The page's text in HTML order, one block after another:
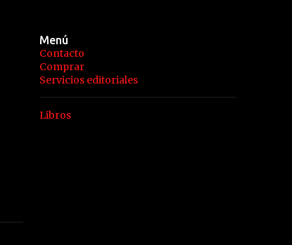
Menú
Contacto
Comprar
Servicios editoriales
Libros